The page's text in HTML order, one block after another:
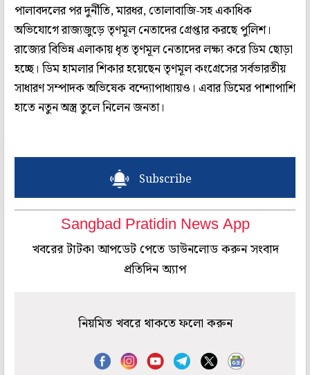
পালাবদলের পর দুর্নীতি, মারধর, তোলাবাজি-সহ একাধিক
অভিযোগে রাজ্যজুড়ে তৃণমূল নেতাদের গ্রেপ্তার করছে পুলিশ।
রাজ্যের বিভিন্ন এলাকায় ধৃত তৃণমূল নেতাদের লক্ষ্য করে ডিম ছোড়া
হচ্ছে। ডিম হামলার শিকার হয়েছেন তৃণমূল কংগ্রেসের সর্বভারতীয়
সাধারণ সম্পাদক অভিষেক বন্দ্যোপাধ্যায়ও। এবার ডিমের পাশাপাশি
হাতে নতুন অস্ত্র তুলে নিলেন জনতা।
Subscribe
Sangbad Pratidin News App
খবরের টাটকা আপডেট পেতে ডাউনলোড করুন সংবাদ
প্রতিদিন অ্যাপ
নিয়মিত খবরে থাকতে ফলো করুন